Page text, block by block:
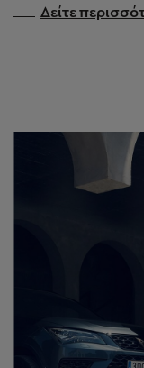
ΔΡΌΜΟ.